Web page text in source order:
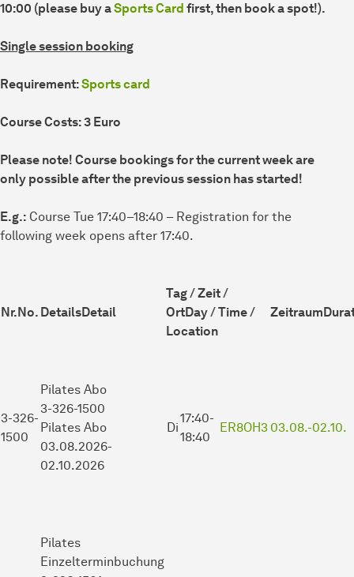
10:00 (please buy aSports Card first, then book a spot!).
Single session booking
Requirement:Sports card
Course Costs: 3 Euro
Please note! Course bookings for the current week are
only possible after the previous session has started!
E.g.: Course Tue 17:40–18:40 – Registration for the
following week opens after 17:40.
Nr.No. DetailsDetail
Tag / Zeit /
OrtDay / Time /
Location
Zeitraum
3-326-
1500
Pilates Abo
3-326-1500
Pilates Abo
03.08.2026-
02.10.2026
Di
17:40-
18:40
ER8OH3 03.08.-02.10.
Pilates
Einzelterminbuchung